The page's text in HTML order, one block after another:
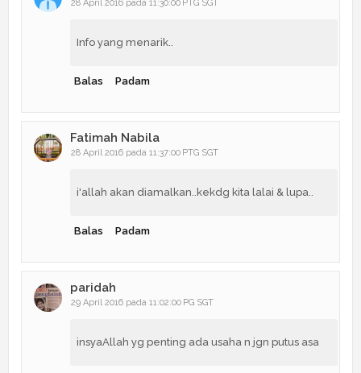
28 April 2016 pada 11:30:00 PTG SGT
Info yang menarik..
Balas Padam
Fatimah Nabila
28 April 2016 pada 11:37:00 PTG SGT
i'allah akan diamalkan..kekdg kita lalai & lupa..
Balas Padam
paridah
29 April 2016 pada 11:02:00 PG SGT
insyaAllah yg penting ada usaha n jgn putus asa